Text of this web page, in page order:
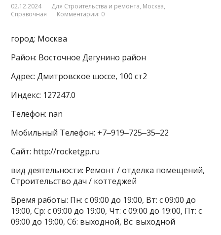
02.12.2024 Для Строительства и ремонта, Москва,
Справочная
Комментарии: 0
город: Москва
Район: Восточное Дегунино район
Адрес: Дмитровское шоссе, 100 ст2
Индекс: 127247.0
Телефон: nan
Мобильный Телефон: +7‒919‒725‒35‒22
Сайт: http://rocketgp.ru
вид деятельности: Ремонт / отделка помещений,
Строительство дач / коттеджей
Время работы: Пн: с 09:00 до 19:00, Вт: с 09:00 до
19:00, Ср: с 09:00 до 19:00, Чт: с 09:00 до 19:00, Пт: с
09:00 до 19:00, Сб: выходной, Вс: выходной